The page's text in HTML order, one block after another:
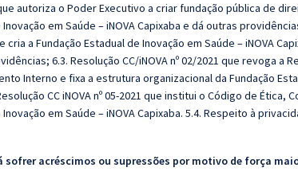
autoriza o Poder Executivo a criar fundação pública de
em Saúde – iNOVA Capixaba e dá outras
cria a Fundação Estadual de Inovação em Saúde – iNOVA
6.3. Resolução CC/iNOVA nº 02/2021 que revoga a
Interno e fixa a estrutura organizacional da Fundação
CC iNOVA nº 05-2021 que institui o Código de Ética,
em Saúde – iNOVA Capixaba. 5.4. Respeito à
sofrer acréscimos ou supressões por motivo de força